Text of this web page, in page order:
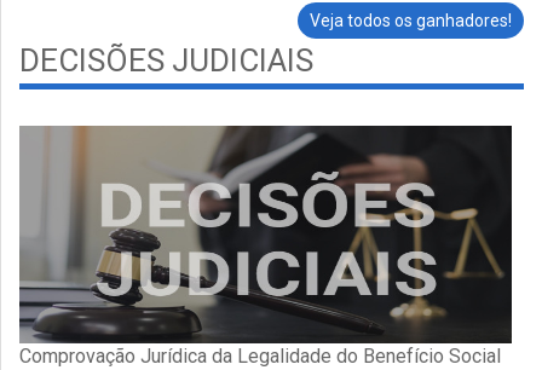
Veja todos os ganhadores!
DECISÕES JUDICIAIS
Comprovação Jurídica da Legalidade do Benefício Social